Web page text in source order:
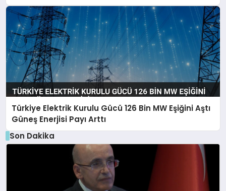
Türkiye Elektrik Kurulu Gücü 126 Bin MW Eşiğini Aştı
Güneş Enerjisi Payı Arttı
Son Dakika